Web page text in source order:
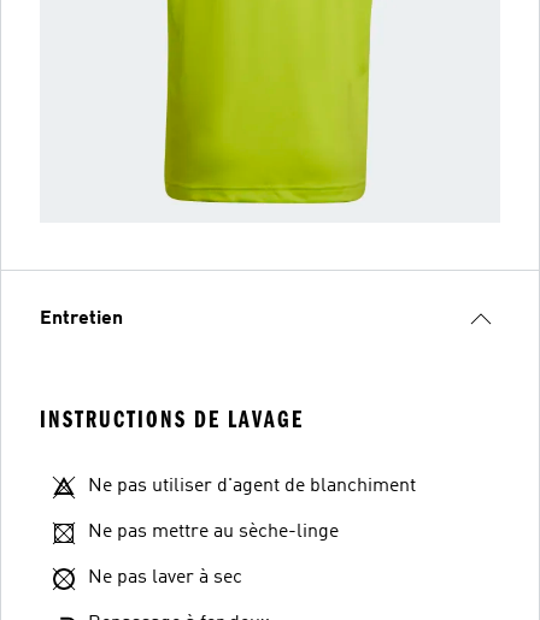
Entretien
INSTRUCTIONS DE LAVAGE
Ne pas utiliser d'agent de blanchiment
Ne pas mettre au sèche-linge
Ne pas laver à sec